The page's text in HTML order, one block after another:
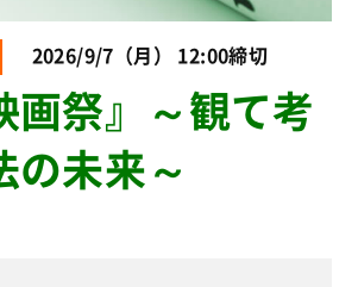
2026/9/7（月） 12:00締切
画祭』～観て考
の未来～